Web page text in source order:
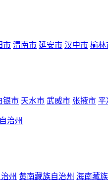
市 渭南市 延安市 汉中市 榆林
银市 天水市 武威市 张掖市 平
治州
州 黄南藏族自治州 海南藏